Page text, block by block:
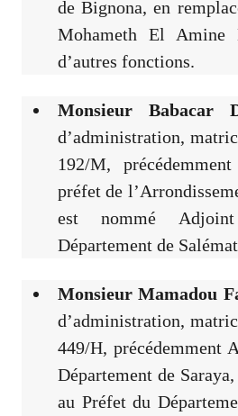
de Bignona, en
Mohameth El Amine
d’autres fonctions.
Monsieur Babacar
d’administration,
192/M,
préfet de
est nommé
Département de
Monsieur Mamadou
d’administration,
449/H, précédemment
Département de
au Préfet du